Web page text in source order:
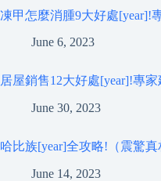
凍甲怎麼消腫9大好處[year]!
June 6, 2023
居屋銷售12大好處[year]!專
June 30, 2023
哈比族[year]全攻略!（震驚真
June 14, 2023